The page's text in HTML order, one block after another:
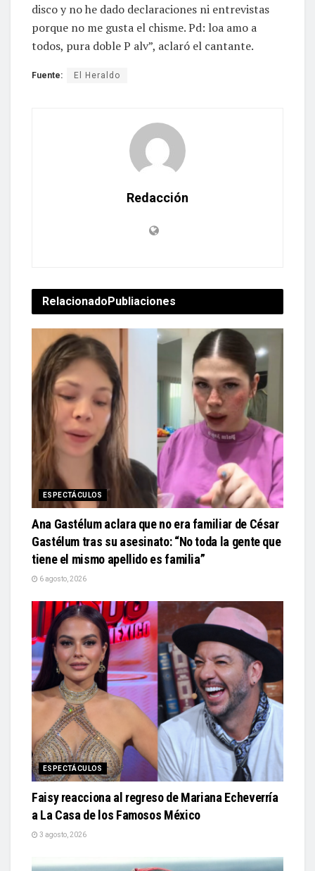
disco y no he dado declaraciones ni entrevistas
porque no me gusta el chisme. Pd: loa amo a
todos, pura doble P alv”, aclaró el cantante.
Fuente: El Heraldo
Redacción
RelacionadoPubliaciones
ESPECTÁCULOS
Ana Gastélum aclara que no era familiar de César
Gastélum tras su asesinato: “No toda la gente que
tiene el mismo apellido es familia”
6 agosto, 2026
ESPECTÁCULOS
Faisy reacciona al regreso de Mariana Echeverría
a La Casa de los Famosos México
3 agosto, 2026